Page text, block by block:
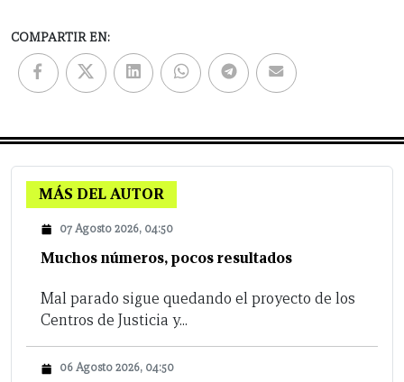
COMPARTIR EN:
MÁS DEL AUTOR
07 Agosto 2026, 04:50
Muchos números, pocos resultados
Mal parado sigue quedando el proyecto de los
Centros de Justicia y...
06 Agosto 2026, 04:50